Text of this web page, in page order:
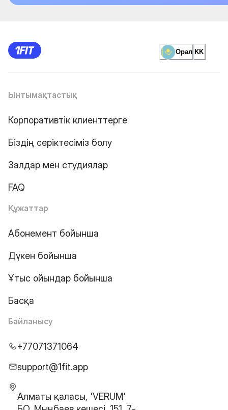
Орал KK
Ынтымақтастық
Корпоративтік клиенттерге
Біздің серіктесіміз болу
Залдар мен студиялар
FAQ
Құжаттар
Абонемент бойынша
Дүкен бойынша
Ұтыс ойындар бойынша
Басқа
Байланысу
+77071371064
support@1fit.app
Алматы қаласы, 'VERUM'